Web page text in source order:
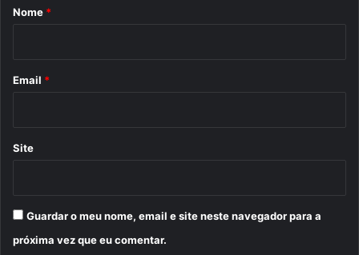
r
*
Nome *
Email *
Site
Guardar o meu nome, email e site neste navegador para a
próxima vez que eu comentar.